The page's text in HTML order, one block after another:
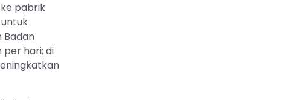
pabrik
Badan
per hari; di